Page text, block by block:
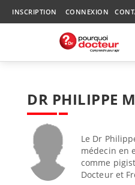
INSCRIPTION CONNEXION
DR PHILIPPE
Le Dr
médecin en
comme
Docteur et